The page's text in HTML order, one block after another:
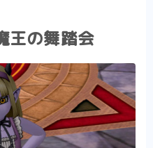
の舞踏会